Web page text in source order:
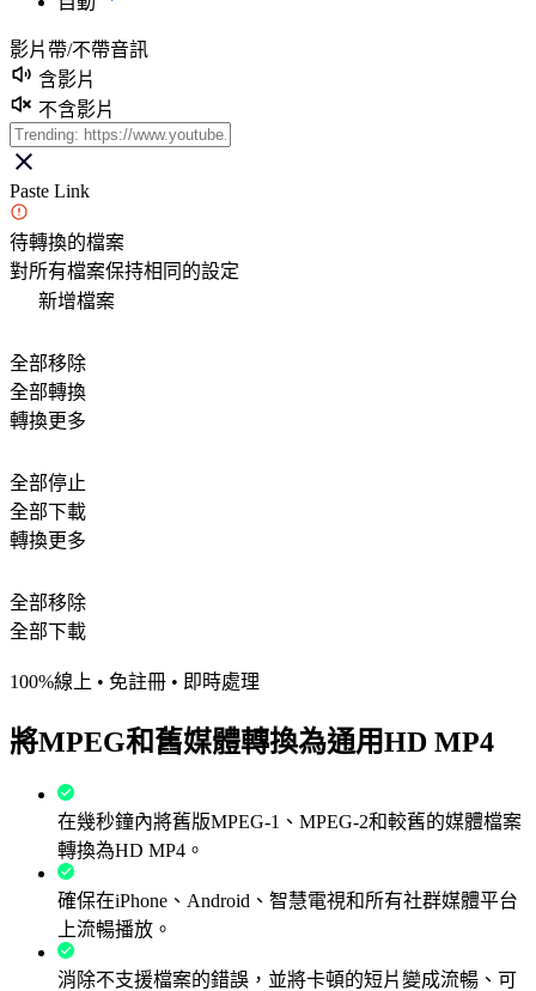
影片帶/不帶音訊
含影片
不含影片
Paste Link
待轉換的檔案
對所有檔案保持相同的設定
新增檔案
全部移除
全部轉換
轉換更多
全部停止
全部下載
轉換更多
全部移除
全部下載
100%線上 • 免註冊 • 即時處理
將MPEG和舊媒體轉換為通用HD MP4
在幾秒鐘內將舊版MPEG-1、MPEG-2和較舊的媒體檔案
轉換為HD MP4。
確保在iPhone、Android、智慧電視和所有社群媒體平台
上流暢播放。
消除不支援檔案的錯誤，並將卡頓的短片變成流暢、可